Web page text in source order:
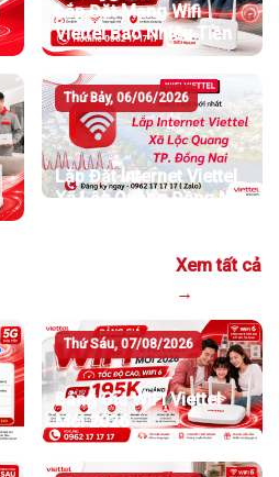
Lắp Đặt Mạng Wifi
Viettel Bao Nhiêu Tiền
Thứ Bảy, 06/06/2026
Lắp Đặt Internet Viettel
Xã Lộc Quang Đồng Nai
Xem tất cả
→
Thứ Sáu, 07/08/2026
Bảng Giá WiFi Viettel
Mới 2026